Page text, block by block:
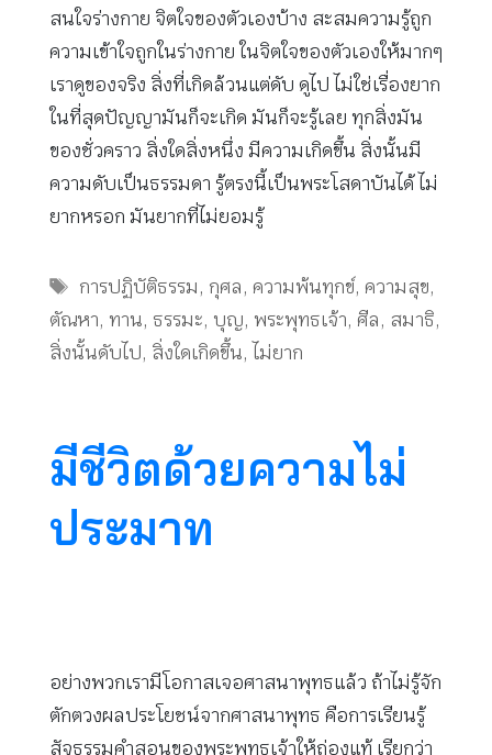
สนใจร่างกาย จิตใจของตัวเองบ้าง สะสมความรู้ถูก
ความเข้าใจถูกในร่างกาย ในจิตใจของตัวเองให้มากๆ
เราดูของจริง สิ่งที่เกิดล้วนแต่ดับ ดูไป ไม่ใช่เรื่องยาก
ในที่สุดปัญญามันก็จะเกิด มันก็จะรู้เลย ทุกสิ่งมัน
ของชั่วคราว สิ่งใดสิ่งหนึ่ง มีความเกิดขึ้น สิ่งนั้นมี
ความดับเป็นธรรมดา รู้ตรงนี้เป็นพระโสดาบันได้ ไม่
ยากหรอก มันยากที่ไม่ยอมรู้
Tags
การปฏิบัติธรรม, กุศล,ความพ้นทุกข์,ความสุข,
ตัณหา, ทาน, ธรรมะ, บุญ, พระพุทธเจ้า, ศีล, สมาธิ,
สิ่งนั้นดับไป, สิ่งใดเกิดขึ้น, ไม่ยาก
มีชีวิตด้วยความไม่
ประมาท
อย่างพวกเรามีโอกาสเจอศาสนาพุทธแล้ว ถ้าไม่รู้จัก
ตักตวงผลประโยชน์จากศาสนาพุทธ คือการเรียนรู้
สัจธรรมคำสอนของพระพุทธเจ้าให้ถ่องแท้ เรียกว่า